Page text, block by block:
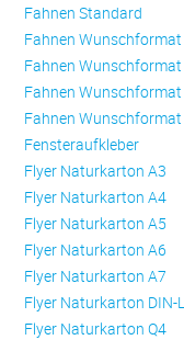
Fahnen Standard
Fahnen Wunschformat
Fahnen Wunschformat
Fahnen Wunschformat
Fahnen Wunschformat
Fensteraufkleber
Flyer Naturkarton A3
Flyer Naturkarton A4
Flyer Naturkarton A5
Flyer Naturkarton A6
Flyer Naturkarton A7
Flyer Naturkarton DIN-
Flyer Naturkarton Q4